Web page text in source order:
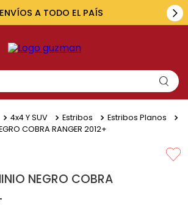
ENVÍOS A TODO EL PAÍS
4x4 Y SUV Estribos
Estribos Planos
COBRA RANGER 2012+
NEGRO COBRA